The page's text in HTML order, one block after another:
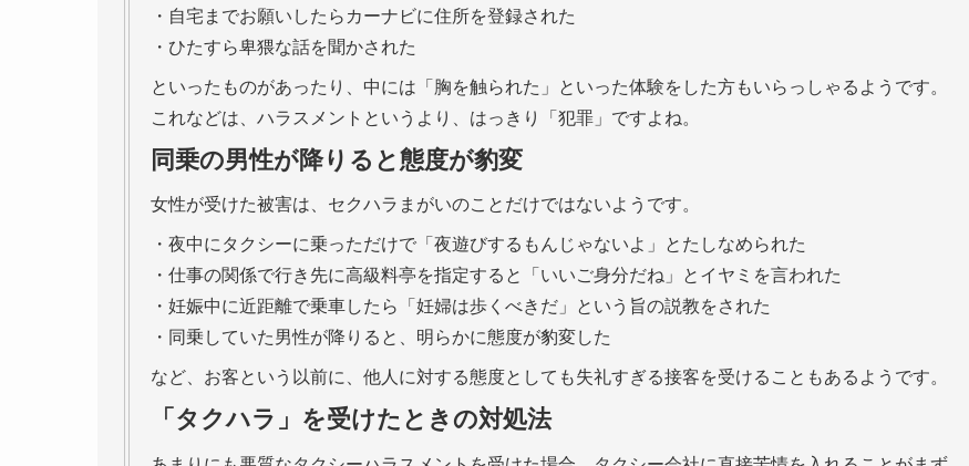
・自宅までお願いしたらカーナビに住所を登録された
・ひたすら卑猥な話を聞かされた
といったものがあったり、中には「胸を触られた」といった体験をした方もいらっしゃるようです。
これなどは、ハラスメントというより、はっきり「犯罪」ですよね。
同乗の男性が降りると態度が豹変
女性が受けた被害は、セクハラまがいのことだけではないようです。
・夜中にタクシーに乗っただけで「夜遊びするもんじゃないよ」とたしなめられた
・仕事の関係で行き先に高級料亭を指定すると「いいご身分だね」とイヤミを言われた
・妊娠中に近距離で乗車したら「妊婦は歩くべきだ」という旨の説教をされた
・同乗していた男性が降りると、明らかに態度が豹変した
など、お客という以前に、他人に対する態度としても失礼すぎる接客を受けることもあるようです。
「タクハラ」を受けたときの対処法